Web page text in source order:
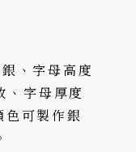
、字母高度
字母厚度
可製作銀